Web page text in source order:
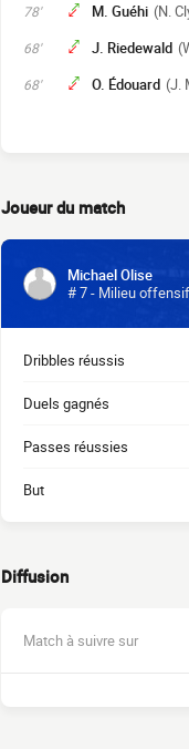
78' M. Guéhi (N.
68' J. Riedewald
68' O. Édouard (J.
Joueur du match
Michael Olise
# 7 - Milieu offensif
Dribbles réussis
Duels gagnés
Passes réussies
But
Diffusion
Match à suivre sur